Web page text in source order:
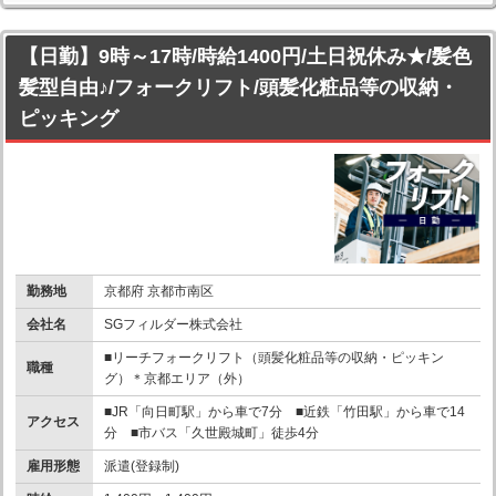
【日勤】9時～17時/時給1400円/土日祝休み★/髪色
髪型自由♪/フォークリフト/頭髪化粧品等の収納・
ピッキング
勤務地 京都府 京都市南区
会社名 SGフィルダー株式会社
職種
■リーチフォークリフト（頭髪化粧品等の収納・ピッキン
グ）＊京都エリア（外）
アクセス
■JR「向日町駅」から車で7分 ■近鉄「竹田駅」から車で14
分 ■市バス「久世殿城町」徒歩4分
雇用形態 派遣(登録制)